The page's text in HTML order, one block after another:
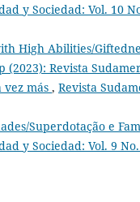
y Sociedad: Vol. 10
High Abilities/
(2023): Revista
vez más , Revista
Superdotação e
y Sociedad: Vol. 9